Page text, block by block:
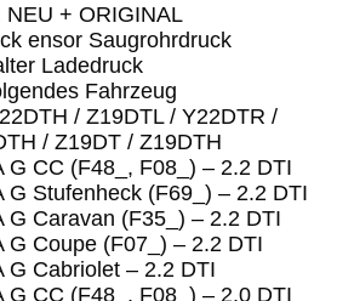
NEU + ORIGINAL
ensor Saugrohrdruck
Ladedruck
Fahrzeug
/ Z19DTL / Y22DTR /
/ Z19DT / Z19DTH
G CC (F48_, F08_) – 2.2 DTI
G Stufenheck (F69_) – 2.2 DTI
G Caravan (F35_) – 2.2 DTI
G Coupe (F07_) – 2.2 DTI
G Cabriolet – 2.2 DTI
G CC (F48_, F08_) – 2.0 DTI